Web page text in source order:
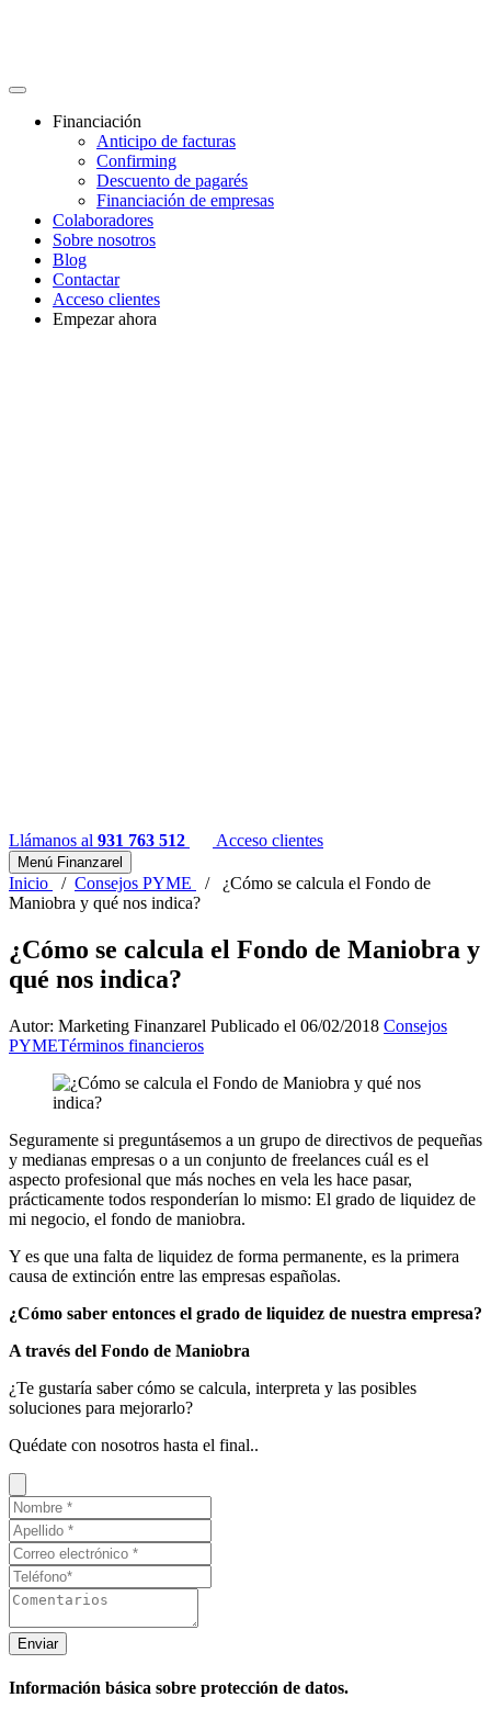
Financiación
Anticipo de facturas
Confirming
Descuento de pagarés
Financiación de empresas
Colaboradores
Sobre nosotros
Blog
Contactar
Acceso clientes
Empezar ahora
Llámanos al 931 763 512 Acceso clientes
Menú Finanzarel
Inicio / Consejos PYME / ¿Cómo se calcula el Fondo de
Maniobra y qué nos indica?
¿Cómo se calcula el Fondo de Maniobra y
qué nos indica?
Autor: Marketing Finanzarel Publicado el 06/02/2018 Consejos
PYMETérminos financieros
Seguramente si preguntásemos a un grupo de directivos de pequeñas
y medianas empresas o a un conjunto de freelances cuál es el
aspecto profesional que más noches en vela les hace pasar,
prácticamente todos responderían lo mismo: El grado de liquidez de
mi negocio, el fondo de maniobra.
Y es que una falta de liquidez de forma permanente, es la primera
causa de extinción entre las empresas españolas.
¿Cómo saber entonces el grado de liquidez de nuestra empresa?
A través del Fondo de Maniobra
¿Te gustaría saber cómo se calcula, interpreta y las posibles
soluciones para mejorarlo?
Quédate con nosotros hasta el final..
Enviar
Información básica sobre protección de datos.